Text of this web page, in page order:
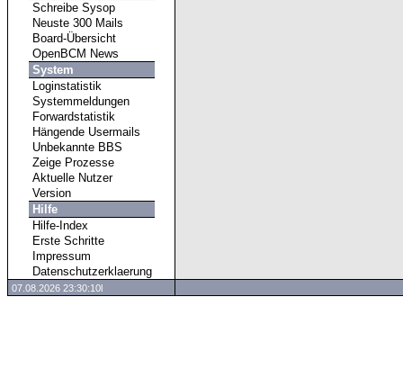
Schreibe Sysop
Neuste 300 Mails
Board-Übersicht
OpenBCM News
System
Loginstatistik
Systemmeldungen
Forwardstatistik
Hängende Usermails
Unbekannte BBS
Zeige Prozesse
Aktuelle Nutzer
Version
Hilfe
Hilfe-Index
Erste Schritte
Impressum
Datenschutzerklaerung
07.08.2026 23:30:10l